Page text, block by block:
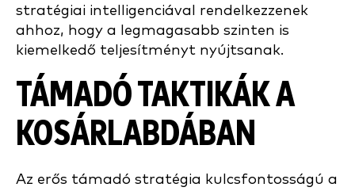
stratégiai intelligenciával rendelkezzenek
ahhoz, hogy a legmagasabb szinten is
kiemelkedő teljesítményt nyújtsanak.
TÁMADÓ TAKTIKÁK A
KOSÁRLABDÁBAN
Az erős támadó stratégia kulcsfontosságú a